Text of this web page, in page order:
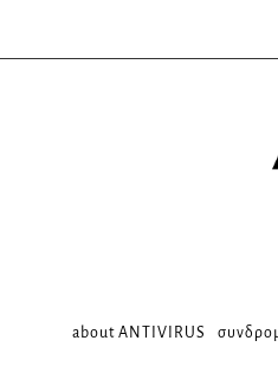
about ANTIVIRUS